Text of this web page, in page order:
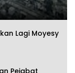
Lagi Moyesy
Pejabat